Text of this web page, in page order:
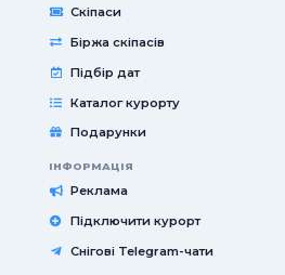
Скіпаси
Біржа скіпасів
Підбір дат
Каталог курорту
Подарунки
ІНФОРМАЦІЯ
Реклама
Підключити курорт
Снігові Telegram-чати